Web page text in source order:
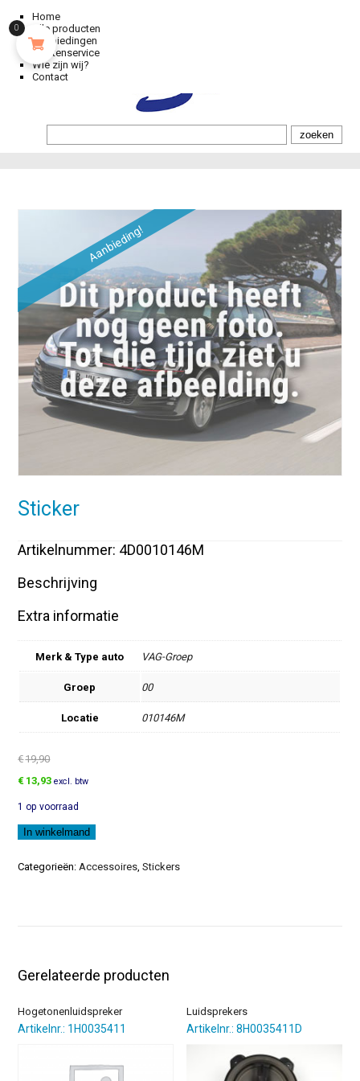
Home
Alle producten
Aanbiedingen
Klantenservice
Wie zijn wij?
Contact
Aanbieding!
Sticker
Artikelnummer: 4D0010146M
Beschrijving
Extra informatie
Merk & Type auto VAG-Groep
Groep 00
Locatie 010146M
€19,90
Oorspronkelijke
was:
€19,90.
€ 13,93Huidige
is:
€13,93.
excl. btw
1 op voorraad
Sticker
aantal
In winkelmand
Categorieën:Accessoires,Stickers
Gerelateerde producten
Hogetonenluidspreker
Artikelnr.: 1H0035411
Luidsprekers
Artikelnr.: 8H0035411D
0